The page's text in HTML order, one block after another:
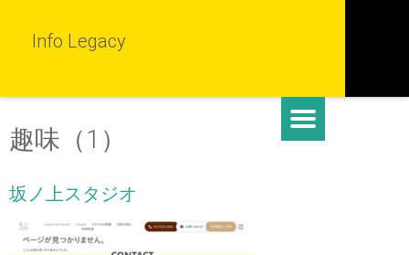
Info Legacy
趣味（1）
坂ノ上スタジオ